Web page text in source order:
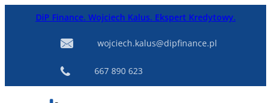
PrzejdźDiP Finance. Wojciech Kalus. Ekspert Kredytowy.
wojciech.kalus@dipfinance.pl
667 890 623